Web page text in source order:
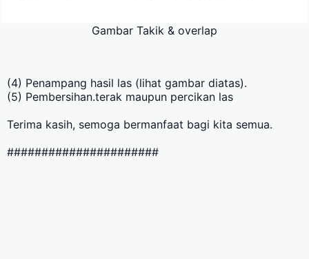
Gambar Takik & overlap
(4) Penampang hasil las (lihat gambar diatas).
(5) Pembersihan.terak maupun percikan las
Terima kasih, semoga bermanfaat bagi kita semua.
######################